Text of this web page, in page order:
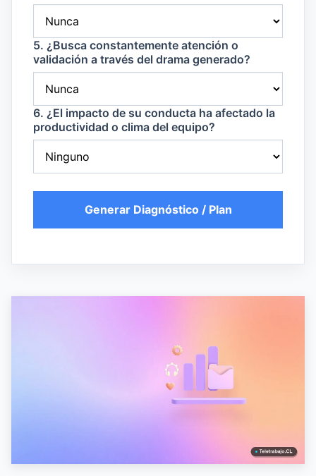
5. ¿Busca constantemente atención o
validación a través del drama generado?
6. ¿El impacto de su conducta ha afectado la
productividad o clima del equipo?
Generar Diagnóstico / Plan